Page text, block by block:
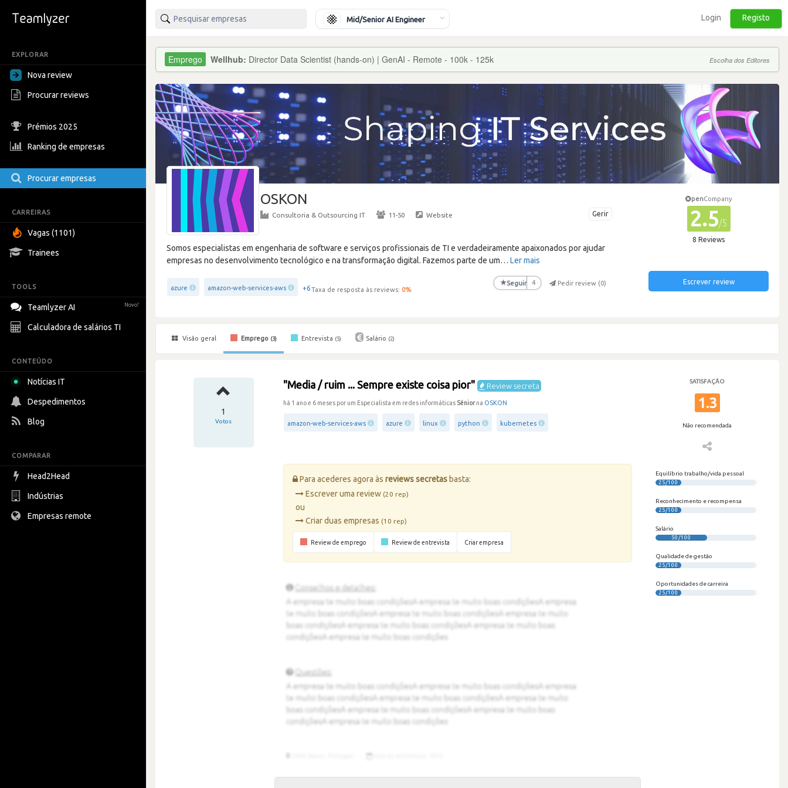
EXPLORAR
Nova review
Procurar reviews
Prémios 2025
Ranking de empresas
Procurar empresas
CARREIRAS
Vagas (1101)
Trainees
TOOLS
Teamlyzer AI Novo!
Calculadora de salários TI
CONTEÚDO
Notícias IT
Despedimentos
Blog
COMPARAR
Head2Head
Indústrias
Empresas remote
Mid/Senior AI Engineer Login Registo
Wellhub: Director Data Scientist (hands-on) | GenAI - Remote - 100k - 125k Escolha dos Editores
OSKON
Gerir
Consultoria & Outsourcing IT · 11-50 · Website
Somos especialistas em engenharia de software e serviços profissionais de TI e verdadeiramente apaixonados por ajudar
empresas no desenvolvimento tecnológico e na transformação digital. Fazemos parte de um… Ler mais
azure amazon-web-services-aws +6Taxa de resposta às reviews: 0%
★Seguir 4 Pedir review (0)
penCompany
2.5/5
8 Reviews
Escrever review
Visão geral Emprego (3) Entrevista (5) Salário (2)
1
Votos
"Media / ruim ... Sempre existe coisa pior" Review secreta
há 1 ano e 6 meses por um Especialista em redes informáticas Séniorna OSKON
amazon-web-services-aws azure linux python kubernetes
SATISFAÇÃO
1.3
Não recomendada
Para acederes agora àsreviews secretas basta:
Escrever uma review(20 rep)
ou
Criar duas empresas(10 rep)
Review de emprego Review de entrevista Criar empresa
Equilíbrio trabalho/vida pessoal
25/100
Reconhecimento e recompensa
25/100
Salário
50/100
Qualidade de gestão
25/100
Oportunidades de carreira
25/100